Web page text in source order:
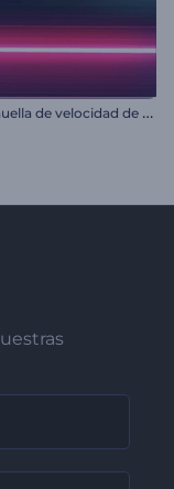
I
ntro de huella de velocidad de automóvil